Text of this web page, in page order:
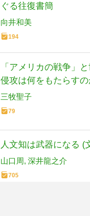
ぐる往復書簡
向井和美
194
「アメリカの戦争」
侵攻は何をもたらす
版 2114)
三牧聖子
79
人文知は武器になる (
山口周 深井龍之介
705